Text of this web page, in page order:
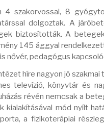
szakorvossal, 8
dolgoztak. A
biztosították. A
145 ággyal
nővér, pedagógus
híre nagyon jó
televízió, könyvtár és
révén nemcsak a
kialakításával mód nyílt
a fizikoterápiai